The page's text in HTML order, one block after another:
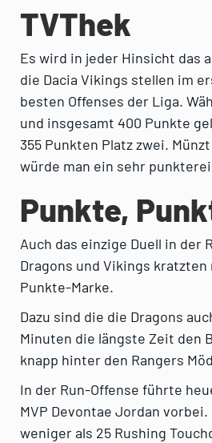
TVThek
Es wird in jeder Hinsicht das
die Dacia Vikings stellen im
besten Offenses der Liga.
und insgesamt 400 Punkte
355 Punkten Platz zwei.
würde man ein sehr
Punkte,
Auch das einzige Duell in der
Dragons und Vikings
Punkte-Marke.
Dazu sind die die Dragons
Minuten die längste Zeit den
knapp hinter den Rangers
In der Run-Offense führte
MVP Devontae Jordan
weniger als 25 Rushing